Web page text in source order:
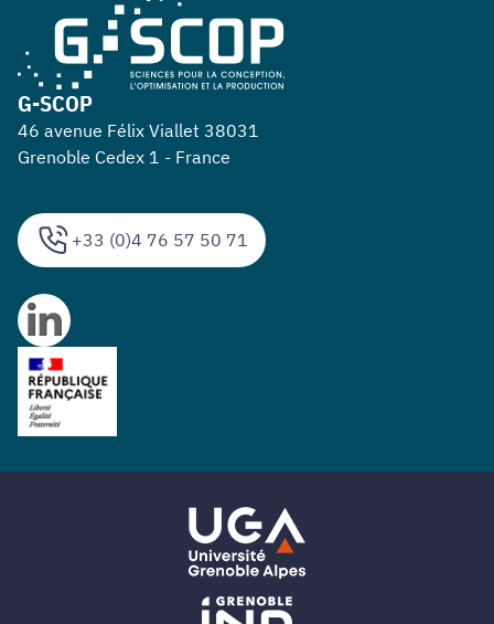
+33 (0)4 76 57 50 71
G-SCOP
46 avenue Félix Viallet 38031
Grenoble Cedex 1 - France